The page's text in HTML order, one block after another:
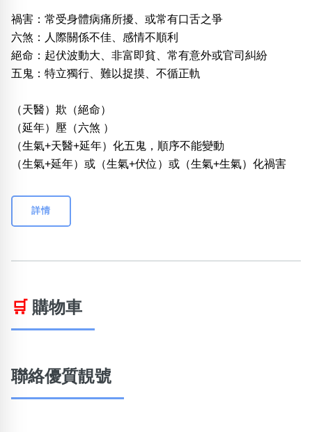
禍害：常受身體病痛所擾、或常有口舌之爭
六煞：人際關係不佳、感情不順利
絕命：起伏波動大、非富即貧、常有意外或官司糾紛
五鬼：特立獨行、難以捉摸、不循正軌
（天醫）欺（絕命）
（延年）壓（六煞 ）
（生氣+天醫+延年）化五鬼，順序不能變動
（生氣+延年）或（生氣+伏位）或（生氣+生氣）化禍害
詳情
🛒 購物車
聯絡優質靚號